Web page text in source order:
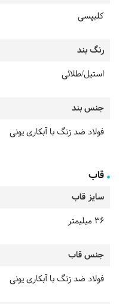
کلیپسی
رنگ بند
استیل/طلائی
جنس بند
فولاد ضد زنگ با آبکاری یونی
قاب
سایز قاب
36 میلیمتر
جنس قاب
فولاد ضد زنگ با آبکاری یونی